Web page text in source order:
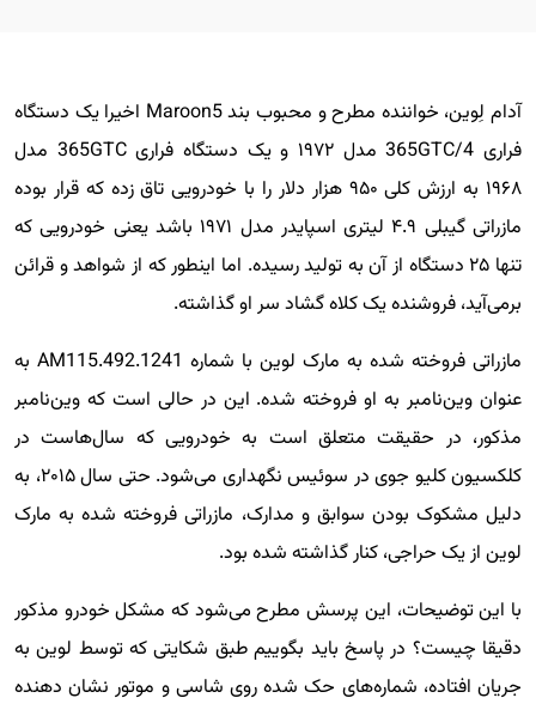
آدام لِوین، خواننده مطرح و محبوب بند Maroon5 اخیرا یک دستگاه
فراری 365GTC/4 مدل ۱۹۷۲ و یک دستگاه فراری 365GTC مدل
۱۹۶۸ به ارزش کلی ۹۵۰ هزار دلار را با خودرویی تاق زده که قرار بوده
مازراتی گیبلی ۴.۹ لیتری اسپایدر مدل ۱۹۷۱ باشد یعنی خودرویی که
تنها ۲۵ دستگاه از آن به تولید رسیده. اما اینطور که از شواهد و قرائن
برمی‌آید، فروشنده یک کلاه گشاد سر او گذاشته.
مازراتی فروخته شده به مارک لوین با شماره AM115.492.1241 به
عنوان وین‌نامبر به او فروخته شده. این در حالی است که وین‌نامبر
مذکور، در حقیقت متعلق است به خودرویی که سال‌هاست در
کلکسیون کلیو جوی در سوئیس نگهداری می‌شود. حتی سال ۲۰۱۵، به
دلیل مشکوک بودن سوابق و مدارک، مازراتی فروخته شده به مارک
لوین از یک حراجی، کنار گذاشته شده بود.
با این توضیحات، این پرسش مطرح می‌شود که مشکل خودرو مذکور
دقیقا چیست؟ در پاسخ باید بگوییم طبق شکایتی که توسط لوین به
جریان افتاده، شماره‌های حک شده روی شاسی و موتور نشان دهنده